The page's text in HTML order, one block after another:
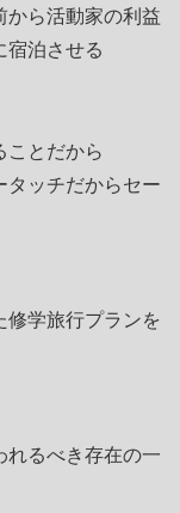
から活動家の利益
宿泊させる
ことだから
タッチだからセー
修学旅行プランを
れるべき存在の一